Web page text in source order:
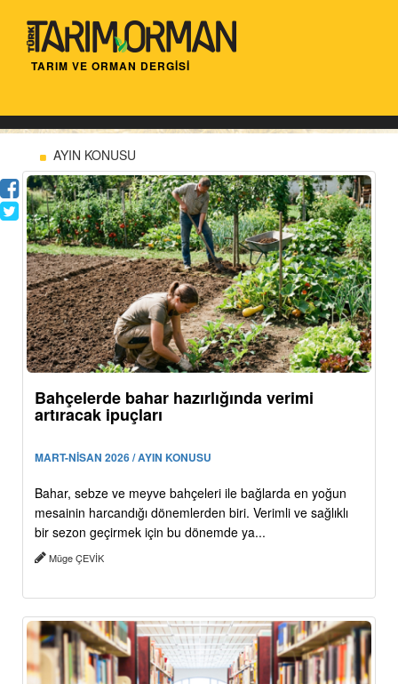
TARIM VE ORMAN DERGİSİ
AYIN KONUSU
Bahçelerde bahar hazırlığında verimi
artıracak ipuçları
MART-NİSAN 2026 / AYIN KONUSU
Bahar, sebze ve meyve bahçeleri ile bağlarda en yoğun
mesainin harcandığı dönemlerden biri. Verimli ve sağlıklı
bir sezon geçirmek için bu dönemde ya...
Müge ÇEVİK